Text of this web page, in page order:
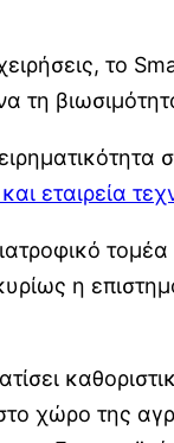
το
τη
εταιρεία
η
χώρο της